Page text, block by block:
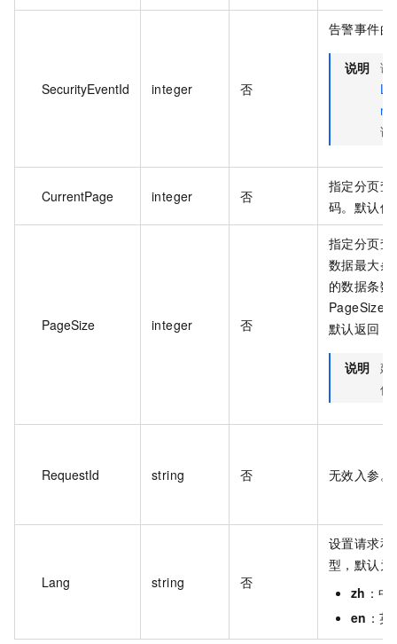
SecurityEventId integer 否
告警事件的
说明 调
该
CurrentPage integer 否
指定分页查
码。默认
PageSize integer 否
指定分页查
数据最大条
的数据条
PageSize
默认返回
说明 建
值
RequestId string 否 无效入参。
Lang string 否
设置请求和
型，默认为
zh ：中
en ：英